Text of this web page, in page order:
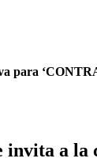
para
a